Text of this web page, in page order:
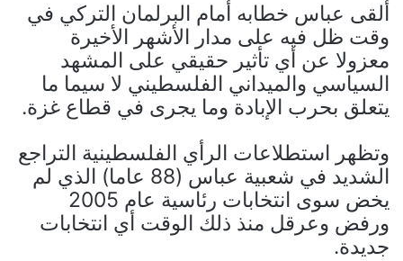
ألقى عباس خطابه أمام البرلمان التركي في
وقت ظل فيه على مدار الأشهر الأخيرة
معزولا عن أي تأثير حقيقي على المشهد
السياسي والميداني الفلسطيني لا سيما ما
يتعلق بحرب الإبادة وما يجرى في قطاع غزة.
وتظهر استطلاعات الرأي الفلسطينية التراجع
الشديد في شعبية عباس (88 عاما) الذي لم
يخض سوى انتخابات رئاسية عام 2005
ورفض وعرقل منذ ذلك الوقت أي انتخابات
جديدة.